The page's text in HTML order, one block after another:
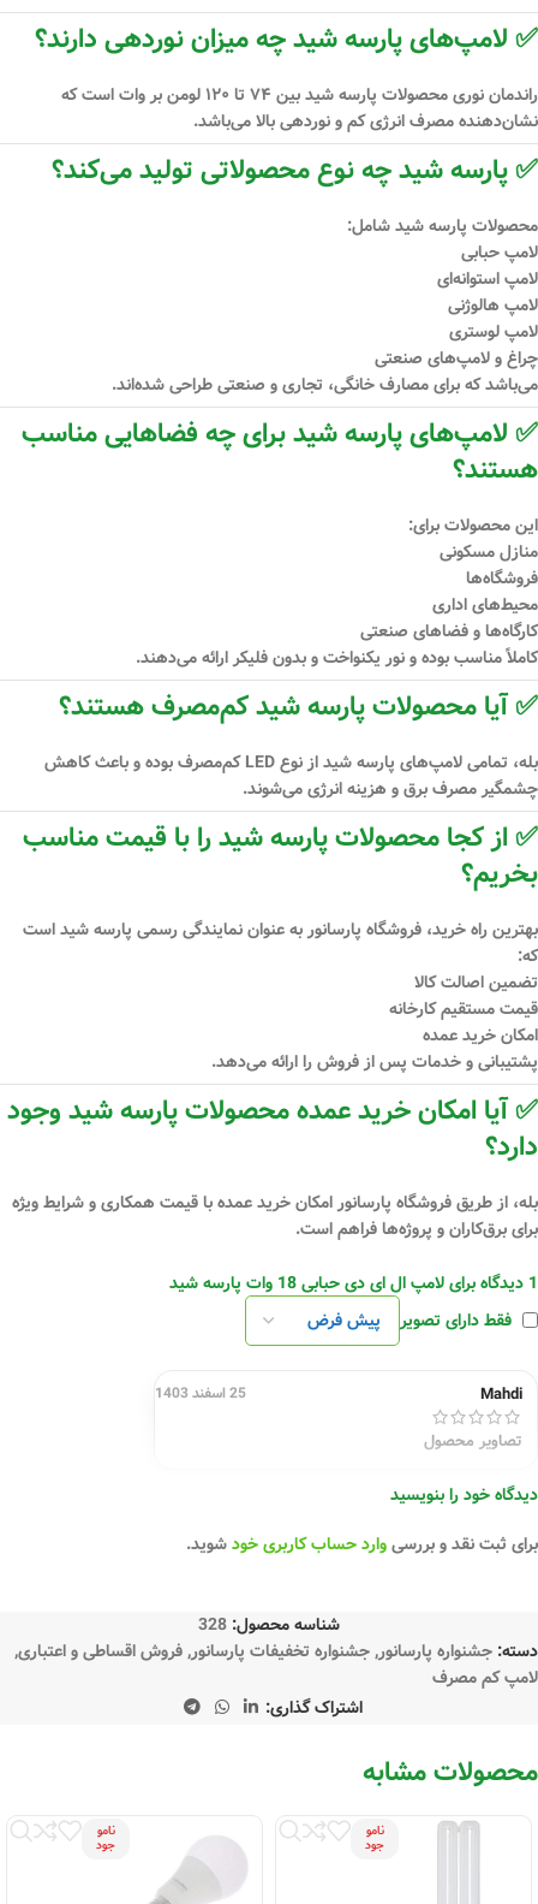
✅ لامپ‌های پارسه شید چه میزان نوردهی دارند؟
راندمان نوری محصولات پارسه شید بین ۷۴ تا ۱۲۰ لومن بر وات
است که
نشان‌دهنده مصرف انرژی کم و نوردهی بالا می‌باشد.
✅ پارسه شید چه نوع محصولاتی تولید می‌کند؟
محصولات پارسه شید شامل:
لامپ حبابی
لامپ استوانه‌ای
لامپ هالوژنی
لامپ لوستری
چراغ و لامپ‌های صنعتی
می‌باشد که برای مصارف خانگی، تجاری و صنعتی طراحی شده‌اند.
✅ لامپ‌های پارسه شید برای چه فضاهایی مناسب
هستند؟
این محصولات برای:
منازل مسکونی
فروشگاه‌ها
محیط‌های اداری
کارگاه‌ها و فضاهای صنعتی
کاملاً مناسب بوده و نور یکنواخت و بدون فلیکر ارائه می‌دهند.
✅ آیا محصولات پارسه شید کم‌مصرف هستند؟
بله، تمامی لامپ‌های پارسه شید از نوعLED کم‌مصرف
بوده و باعث کاهش
چشمگیر مصرف برق و هزینه انرژی می‌شوند.
✅ از کجا محصولات پارسه شید را با قیمت مناسب
بخریم؟
بهترین راه خرید، فروشگاه پارسانوربه عنوان نمایندگی رسمی پارسه شید است
که:
تضمین اصالت کالا
قیمت مستقیم کارخانه
امکان خرید عمده
پشتیبانی و خدمات پس از فروش را ارائه می‌دهد.
✅ آیا امکان خرید عمده محصولات پارسه شید وجود
دارد؟
بله، از طریق فروشگاه پارسانورامکان خرید عمده با قیمت همکاری و شرایط ویژه
برای برق‌کاران و پروژه‌ها فراهم است.
1 دیدگاه برای
لامپ ال ای دی حبابی 18 وات پارسه شید
فقط دارای تصویر
Mahdi 25 اسفند 1403
تصاویر محصول
دیدگاه خود را بنویسید
برای ثبت نقد و بررسیوارد حساب کاربری خودشوید.
شناسه محصول: 328
دسته: جشنواره پارسانور,جشنواره تخفیفات پارسانور,فروش اقساطی و اعتباری,
لامپ کم مصرف
اشتراک گذاری:
محصولات مشابه
نامو
جود
نامو
جود